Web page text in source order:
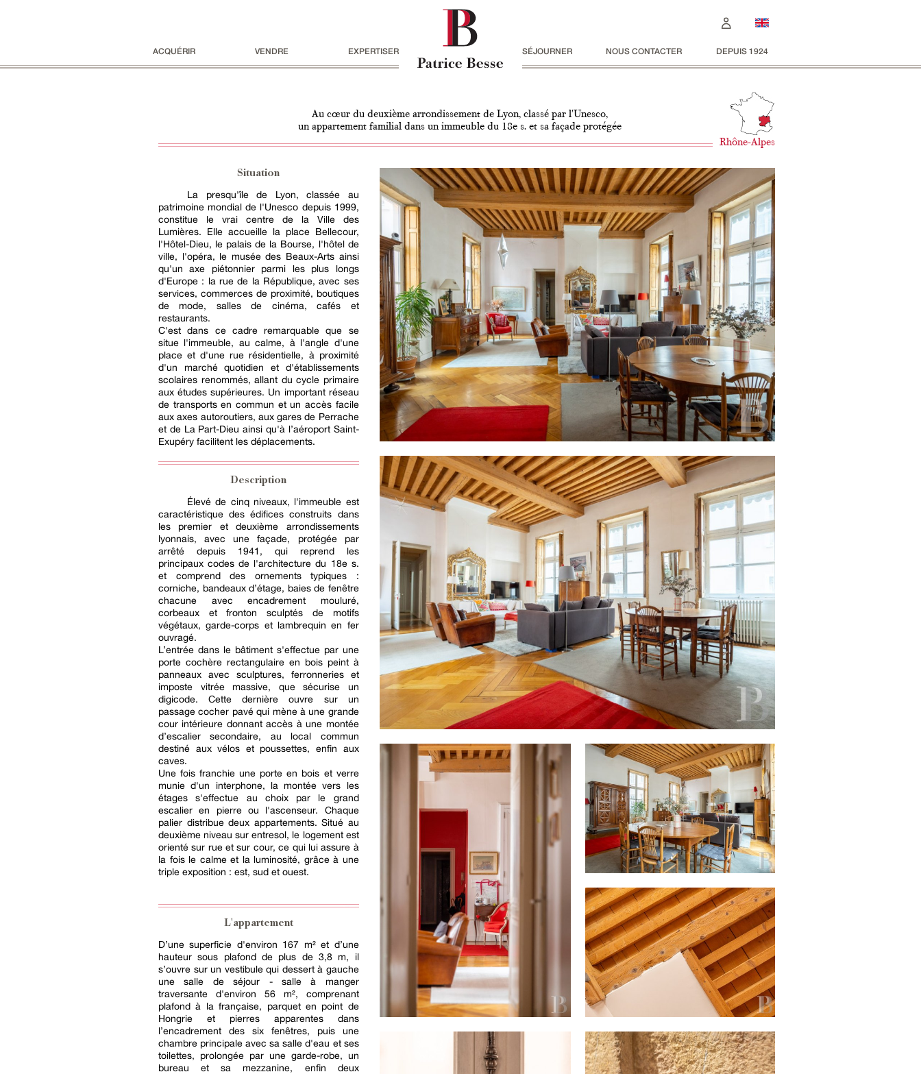
ACQUÉRIR VENDRE EXPERTISER SÉJOURNER NOUS CONTACTER DEPUIS 1924
Au cœur du deuxième arrondissement de Lyon, classé par l'Unesco,
un appartement familial dans un immeuble du 18e s. et sa façade protégée
Rhône-Alpes
Situation
La presqu'île de Lyon, classée au
patrimoine mondial de l'Unesco depuis 1999,
constitue le vrai centre de la Ville des
Lumières. Elle accueille la place Bellecour,
l'Hôtel-Dieu, le palais de la Bourse, l'hôtel de
ville, l'opéra, le musée des Beaux-Arts ainsi
qu'un axe piétonnier parmi les plus longs
d'Europe : la rue de la République, avec ses
services, commerces de proximité, boutiques
de mode, salles de cinéma, cafés et
restaurants.
C'est dans ce cadre remarquable que se
situe l'immeuble, au calme, à l'angle d'une
place et d'une rue résidentielle, à proximité
d'un marché quotidien et d'établissements
scolaires renommés, allant du cycle primaire
aux études supérieures. Un important réseau
de transports en commun et un accès facile
aux axes autoroutiers, aux gares de Perrache
et de La Part-Dieu ainsi qu'à l’aéroport Saint-
Exupéry facilitent les déplacements.
Description
Élevé de cinq niveaux, l'immeuble est
caractéristique des édifices construits dans
les premier et deuxième arrondissements
lyonnais, avec une façade, protégée par
arrêté depuis 1941, qui reprend les
principaux codes de l'architecture du 18e s.
et comprend des ornements typiques :
corniche, bandeaux d’étage, baies de fenêtre
chacune avec encadrement mouluré,
corbeaux et fronton sculptés de motifs
végétaux, garde-corps et lambrequin en fer
ouvragé.
L’entrée dans le bâtiment s'effectue par une
porte cochère rectangulaire en bois peint à
panneaux avec sculptures, ferronneries et
imposte vitrée massive, que sécurise un
digicode. Cette dernière ouvre sur un
passage cocher pavé qui mène à une grande
cour intérieure donnant accès à une montée
d’escalier secondaire, au local commun
destiné aux vélos et poussettes, enfin aux
caves.
Une fois franchie une porte en bois et verre
munie d'un interphone, la montée vers les
étages s'effectue au choix par le grand
escalier en pierre ou l'ascenseur. Chaque
palier distribue deux appartements. Situé au
deuxième niveau sur entresol, le logement est
orienté sur rue et sur cour, ce qui lui assure à
la fois le calme et la luminosité, grâce à une
triple exposition : est, sud et ouest.
L'appartement
D’une superficie d'environ 167 m² et d’une
hauteur sous plafond de plus de 3,8 m, il
s’ouvre sur un vestibule qui dessert à gauche
une salle de séjour - salle à manger
traversante d'environ 56 m², comprenant
plafond à la française, parquet en point de
Hongrie et pierres apparentes dans
l’encadrement des six fenêtres, puis une
chambre principale avec sa salle d'eau et ses
toilettes, prolongée par une garde-robe, un
bureau et sa mezzanine, enfin deux